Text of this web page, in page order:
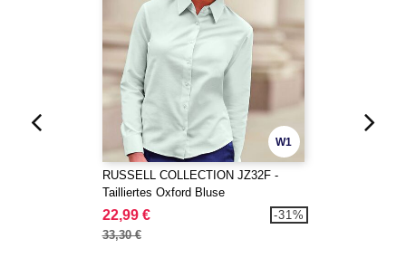
W1
RUSSELL COLLECTION JZ32F -
Tailliertes Oxford Bluse
22,99 €
33,30 €
-31%